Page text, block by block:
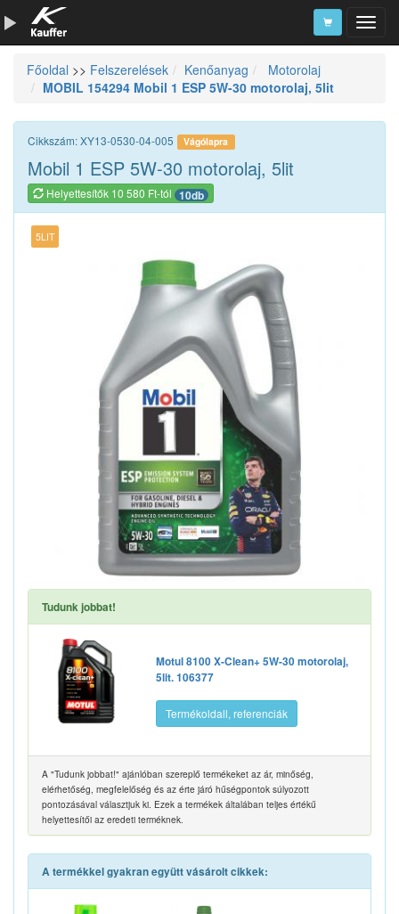
Szerszámkatalógus
Alkatrészek
Főoldal >> Felszerelések Kenőanyag
Motorolaj
MOBIL 154294 Mobil 1 ESP 5W-30 motorolaj, 5lit
Cikkszám: XY13-0530-04-005 Vágólapra
Mobil 1 ESP 5W-30 motorolaj, 5lit
Helyettesítők 10 580 Ft-tól 10db
5LIT
Tudunk jobbat!
Motul 8100 X-Clean+ 5W-30 motorolaj,
5lit. 106377
Termékoldall, referenciák
A "Tudunk jobbat!" ajánlóban szereplő termékeket az ár, minőség,
elérhetőség, megfelelőség és az érte járó hűségpontok súlyozott
pontozásával választjuk ki. Ezek a termékek általában teljes értékű
helyettesítői az eredeti terméknek.
A termékkel gyakran együtt vásárolt cikkek: